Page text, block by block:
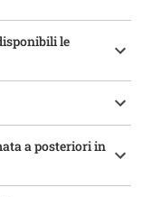
le
a posteriori in